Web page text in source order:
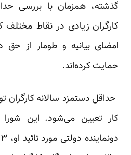
کارگران زیادی در نقاط
امضای بیانیه و طومار از حق
حمایت کرده‌اند.
کار تعیین می‌شود. این